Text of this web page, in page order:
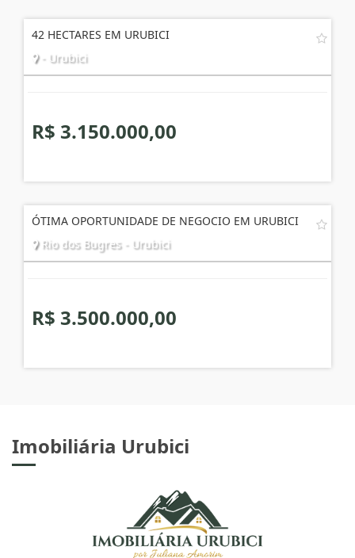
42 HECTARES EM URUBICI
- Urubici
R$ 3.150.000,00
ÓTIMA OPORTUNIDADE DE NEGOCIO EM URUBICI
Rio dos Bugres - Urubici
R$ 3.500.000,00
Imobiliária Urubici